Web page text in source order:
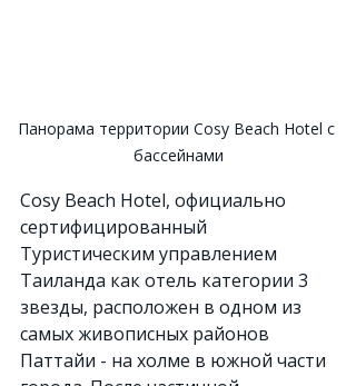
Панорама территории Cosy Beach Hotel с
бассейнами
Cosy Beach Hotel, официально
сертифицированный
Туристическим управлением
Таиланда как отель категории 3
звезды, расположен в одном из
самых живописных районов
Паттайи - на холме в южной части